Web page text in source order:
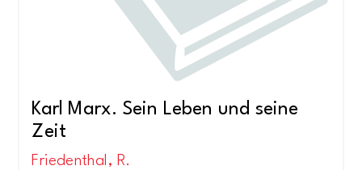
Karl Marx. Sein Leben und seine
Zeit
Friedenthal, R.